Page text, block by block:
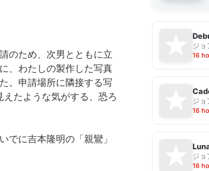
のため、次男とともに立
、わたしの製作した写真
。申請場所に隣接する写
たような気がする、恐ろ
でに吉本隆明の「親鸞」
ジョ
16
ジョ
16
ジョ
16